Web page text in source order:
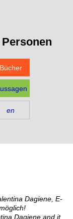
Personen
Bücher
en
Dagiene, E-
Dagiene and it